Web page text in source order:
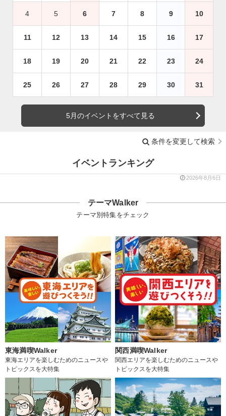
4 5 6 7 8 9 10
11 12 13 14 15 16 17
18 19 20 21 22 23 24
25 26 27 28 29 30 31
5月のイベントをすべて見る
条件を変更して検索
イベントランキング
2026年8月6日
テーマWalker
テーマ別特集をチェック
東海満喫Walker
東海エリアを楽しむためのニュースや
トピックスを大特集
関西満喫Walker
関西エリアを楽しむためのニュースや
トピックスを大特集